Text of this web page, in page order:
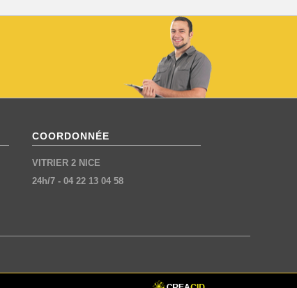
COORDONNÉE
VITRIER 2 NICE
24h/7- 04 22 13 04 58